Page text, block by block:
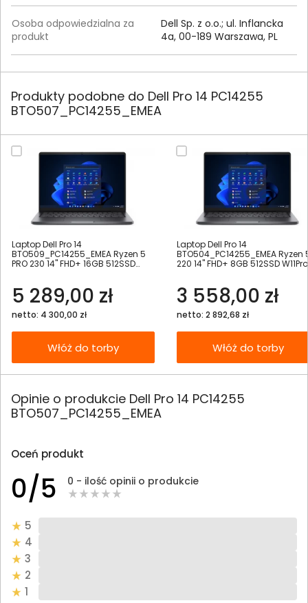
Osoba odpowiedzialna za
produkt
Dell Sp. z o.o.; ul. Inflancka
4a, 00-189 Warszawa, PL
Produkty podobne do Dell Pro 14 PC14255
BTO507_PC14255_EMEA
Laptop Dell Pro 14
BTO509_PC14255_EMEA Ryzen 5
PRO 230 14" FHD+ 16GB 512SSD
5 289,00 zł
netto: 4 300,00 zł
Włóż do torby
Laptop Dell Pro 14
BTO504_PC14255_EMEA Ryzen
220 14" FHD+ 8GB 512SSD W11Pro
3 558,00 zł
netto: 2 892,68 zł
Włóż do torby
Opinie o produkcie Dell Pro 14 PC14255
BTO507_PC14255_EMEA
Oceń produkt
0/5 0 - ilość opinii o produkcie
5
4
3
2
1